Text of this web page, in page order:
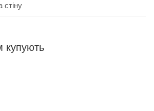
стіну
купують